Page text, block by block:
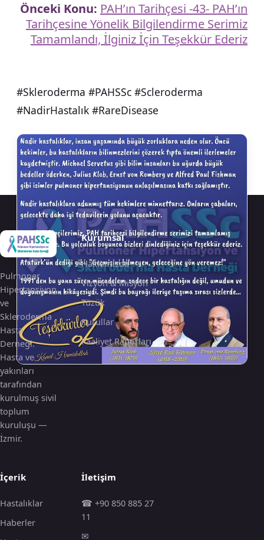
Önceki Konu: PAH’ın Tarihçesi -43- PAH’ın
Tarihçesine Yönelik Bilgilendirme Serimiz
Tamamlandı, İlginiz İçin Teşekkür Ederiz
#Skleroderma #PAHSSc #Scleroderma
#NadirHastalık #RareDisease
Pulmoner
Hipertansiyon
ve
Skleroderma
Hasta
Derneği.
Hasta ve
yakınları
tarafından
kurulmuş sivil
toplum
kuruluşu —
İzmir.
Kurumsal
Hakkımızda
Vizyon & Misyon
Tüzük
Kurullar
Faaliyet Raporları
İçerik
Hastalıklar
Haberler
İletişim
☎ +90 850 885 27
11
✉